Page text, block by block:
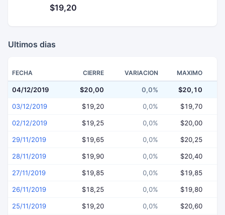
$19,20
Ultimos dias
FECHA CIERRE VARIACION MAXIMO
04/12/2019 $20,00 0,0% $20,10
03/12/2019 $19,20 0,0% $19,70
02/12/2019 $19,25 0,0% $20,00
29/11/2019 $19,65 0,0% $20,25
28/11/2019 $19,90 0,0% $20,40
27/11/2019 $19,85 0,0% $19,85
26/11/2019 $18,25 0,0% $19,80
25/11/2019 $19,20 0,0% $20,60